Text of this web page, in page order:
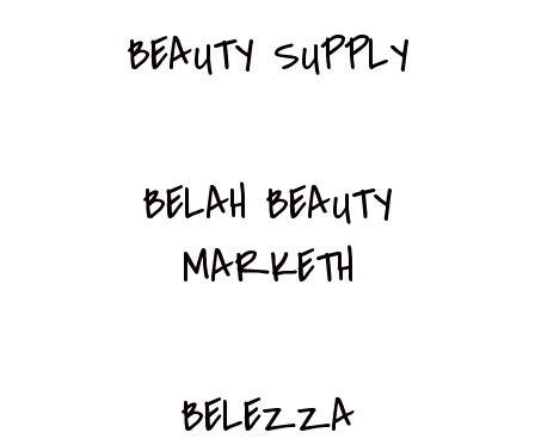
BEAUTY SUPPLY
BELAH BEAUTY
MARKETH
BELEZZA